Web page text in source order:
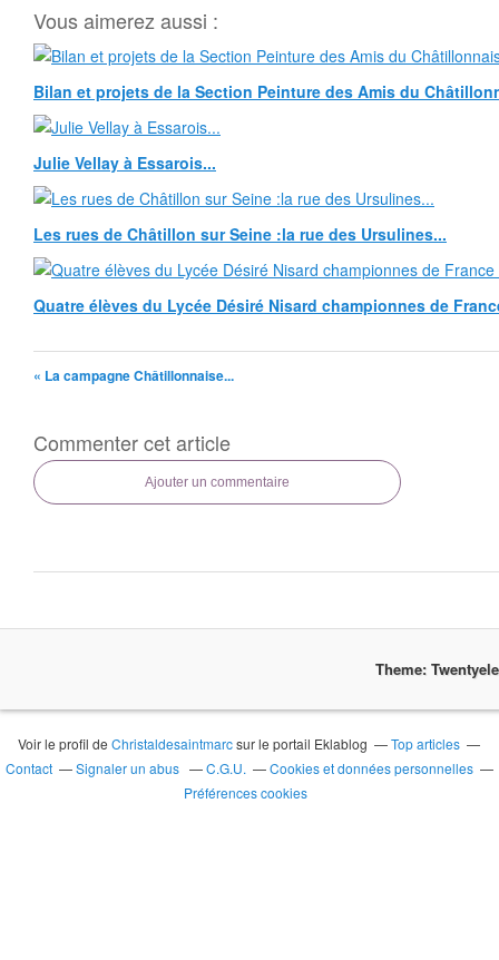
Vous aimerez aussi :
Bilan et projets de la Section Peinture des Amis du
Julie Vellay à Essarois...
Les rues de Châtillon sur Seine :la rue des Ursulines...
Quatre élèves du Lycée Désiré Nisard championnes de
« La campagne Châtillonnaise...
Commenter cet article
Ajouter un commentaire
Theme:
Voir le profil deChristaldesaintmarcsur le portail Eklablog
Top articles
Contact
Signaler un abus C.G.U.
Cookies et données personnelles
Préférences cookies